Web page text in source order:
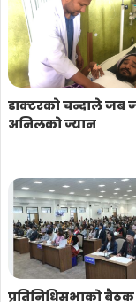
डाक्टरको चन्दाले जब
अनिलको ज्यान
प्रतिनिधिसभाको